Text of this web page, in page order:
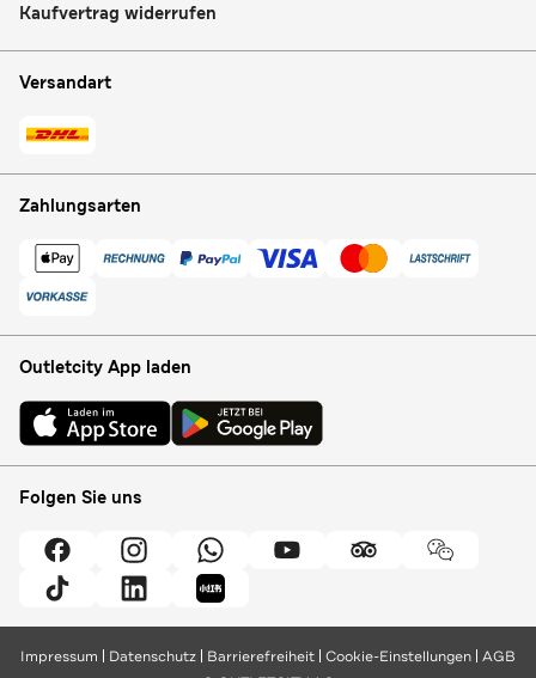
Kaufvertrag widerrufen
Versandart
Zahlungsarten
Outletcity App laden
Folgen Sie uns
Impressum Datenschutz Barrierefreiheit Cookie-Einstellungen AGB